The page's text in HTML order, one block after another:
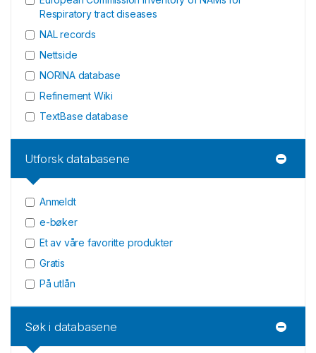
Respiratory tract diseases
NAL records
Nettside
NORINA database
Refinement Wiki
TextBase database
Utforsk databasene
Anmeldt
e-bøker
Et av våre favoritte produkter
Gratis
På utlån
Søk i databasene